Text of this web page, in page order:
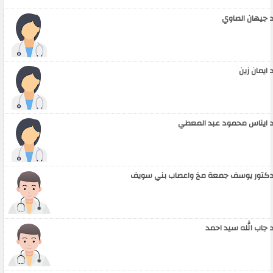
جيهان الصاوي
ايمان زين
ايناس محمود عبد المعطي
يوسف جمعة مخ واعصاب بني سويف
جاب الله سيد احمد